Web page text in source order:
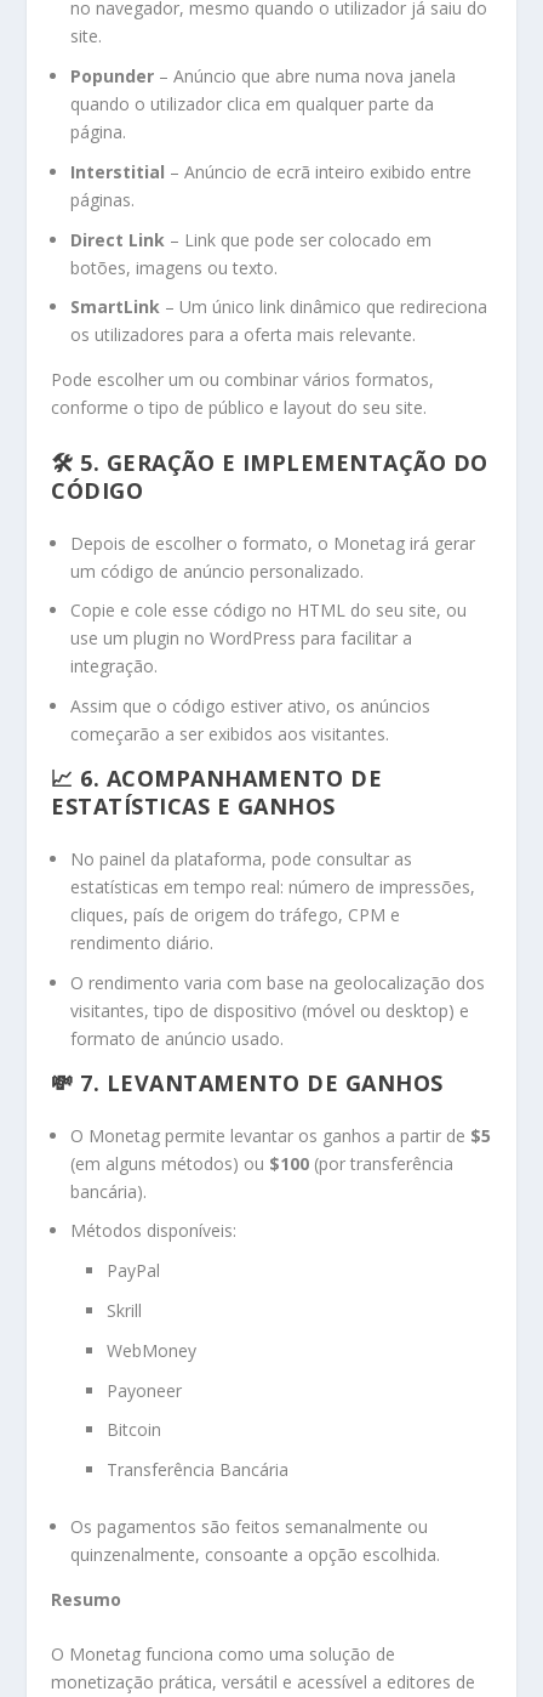
no navegador, mesmo quando o utilizador já saiu do
site.
Popunder – Anúncio que abre numa nova janela
quando o utilizador clica em qualquer parte da
página.
Interstitial – Anúncio de ecrã inteiro exibido entre
páginas.
Direct Link – Link que pode ser colocado em
botões, imagens ou texto.
SmartLink – Um único link dinâmico que redireciona
os utilizadores para a oferta mais relevante.
Pode escolher um ou combinar vários formatos,
conforme o tipo de público e layout do seu site.
🛠 5. GERAÇÃO E IMPLEMENTAÇÃO DO
CÓDIGO
Depois de escolher o formato, o Monetag irá gerar
um código de anúncio personalizado.
Copie e cole esse código no HTML do seu site, ou
use um plugin no WordPress para facilitar a
integração.
Assim que o código estiver ativo, os anúncios
começarão a ser exibidos aos visitantes.
📈 6. ACOMPANHAMENTO DE
ESTATÍSTICAS E GANHOS
No painel da plataforma, pode consultar as
estatísticas em tempo real: número de impressões,
cliques, país de origem do tráfego, CPM e
rendimento diário.
O rendimento varia com base na geolocalização dos
visitantes, tipo de dispositivo (móvel ou desktop) e
formato de anúncio usado.
💸 7. LEVANTAMENTO DE GANHOS
O Monetag permite levantar os ganhos a partir de $5
(em alguns métodos) ou $100 (por transferência
bancária).
Métodos disponíveis:
PayPal
Skrill
WebMoney
Payoneer
Bitcoin
Transferência Bancária
Os pagamentos são feitos semanalmente ou
quinzenalmente, consoante a opção escolhida.
Resumo
O Monetag funciona como uma solução de
monetização prática, versátil e acessível a editores de